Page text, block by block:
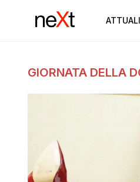
GIORNATA DELLA